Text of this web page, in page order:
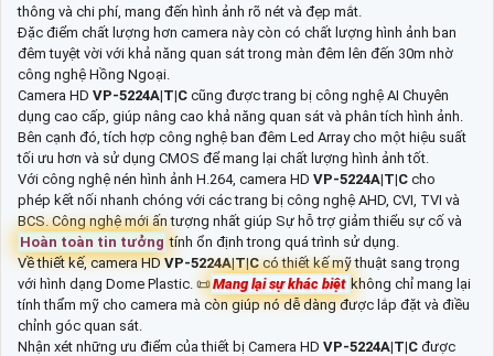
thông và chi phí, mang đến hình ảnh rõ nét và đẹp mắt.
Đặc điểm chất lượng hơn camera này còn có chất lượng hình ảnh ban
đêm tuyệt vời với khả năng quan sát trong màn đêm lên đến 30m nhờ
công nghệ Hồng Ngoại.
Camera HD VP-5224A|T|C cũng được trang bị công nghệ AI Chuyên
dụng cao cấp, giúp nâng cao khả năng quan sát và phân tích hình ảnh.
Bên cạnh đó, tích hợp công nghệ ban đêm Led Array cho một hiệu suất
tối ưu hơn và sử dụng CMOS để mang lại chất lượng hình ảnh tốt.
Với công nghệ nén hình ảnh H.264, camera HD VP-5224A|T|C cho
phép kết nối nhanh chóng với các trang bị công nghệ AHD, CVI, TVI và
BCS. Công nghệ mới ấn tượng nhất giúp Sự hỗ trợ giảm thiểu sự cố và
Hoàn toàn tin tưởng tính ổn định trong quá trình sử dụng.
Về thiết kế, camera HDVP-5224A|T|Ccó thiết kế mỹ thuật sang trọng
với hình dạng Dome Plastic. 📜Mang lại sự khác biệt không chỉ mang lại
tính thẩm mỹ cho camera mà còn giúp nó dễ dàng được lắp đặt và điều
chỉnh góc quan sát.
Nhận xét những ưu điểm của thiết bị Camera HD VP-5224A|T|C được